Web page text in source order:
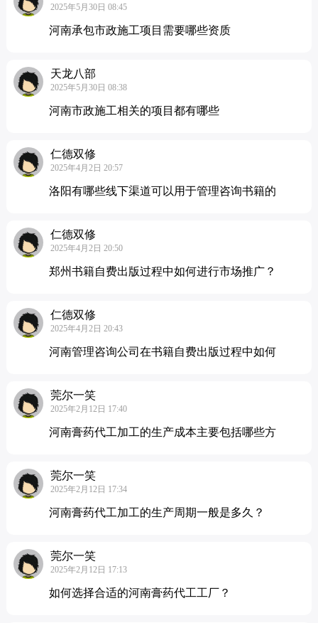
2025年5月30日 08:45
河南承包市政施工项目需要哪些资质
天龙八部
2025年5月30日 08:38
河南市政施工相关的项目都有哪些
仁德双修
2025年4月2日 20:57
洛阳有哪些线下渠道可以用于管理咨询书籍的
仁德双修
2025年4月2日 20:50
郑州书籍自费出版过程中如何进行市场推广？
仁德双修
2025年4月2日 20:43
河南管理咨询公司在书籍自费出版过程中如何
莞尔一笑
2025年2月12日 17:40
河南膏药代工加工的生产成本主要包括哪些方
莞尔一笑
2025年2月12日 17:34
河南膏药代工加工的生产周期一般是多久？
莞尔一笑
2025年2月12日 17:13
如何选择合适的河南膏药代工工厂？